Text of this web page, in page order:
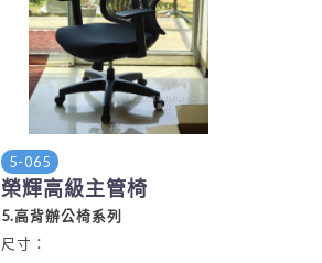
5-065
榮輝高級主管椅
5.高背辦公椅系列
尺寸：